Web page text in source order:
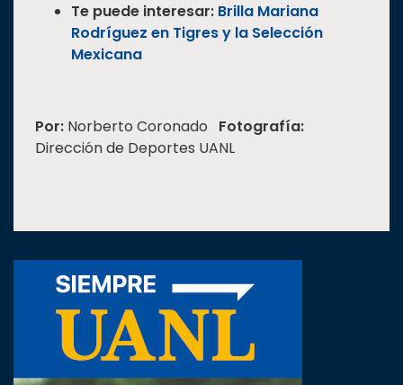
Te puede interesar: Brilla Mariana
Rodríguez en Tigres y la Selección
Mexicana
Por: Norberto Coronado Fotografía:
Dirección de Deportes UANL